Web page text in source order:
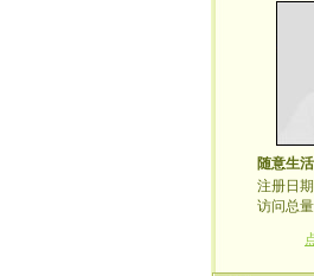
随意生活
注册日
访问总